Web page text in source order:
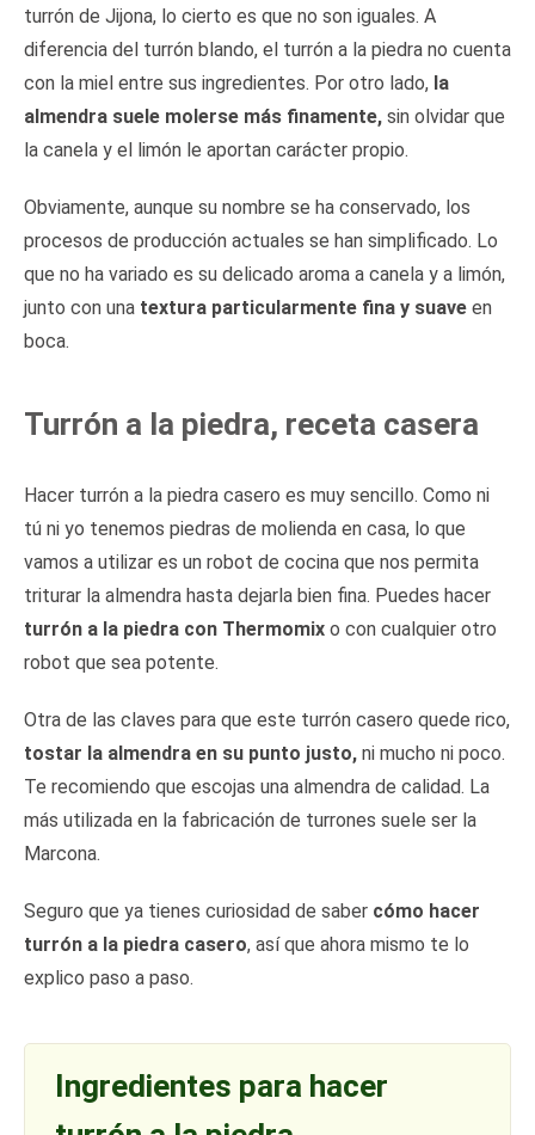
turrón de Jijona, lo cierto es que no son iguales. A
diferencia del turrón blando, el turrón a la piedra no cuenta
con la miel entre sus ingredientes. Por otro lado, la
almendra suele molerse más finamente, sin olvidar que
la canela y el limón le aportan carácter propio.
Obviamente, aunque su nombre se ha conservado, los
procesos de producción actuales se han simplificado. Lo
que no ha variado es su delicado aroma a canela y a limón,
junto con una textura particularmente fina y suave en
boca.
Turrón a la piedra, receta casera
Hacer turrón a la piedra casero es muy sencillo. Como ni
tú ni yo tenemos piedras de molienda en casa, lo que
vamos a utilizar es un robot de cocina que nos permita
triturar la almendra hasta dejarla bien fina. Puedes hacer
turrón a la piedra con Thermomix o con cualquier otro
robot que sea potente.
Otra de las claves para que este turrón casero quede rico,
tostar la almendra en su punto justo, ni mucho ni poco.
Te recomiendo que escojas una almendra de calidad. La
más utilizada en la fabricación de turrones suele ser la
Marcona.
Seguro que ya tienes curiosidad de saber cómo hacer
turrón a la piedra casero, así que ahora mismo te lo
explico paso a paso.
Ingredientes para hacer